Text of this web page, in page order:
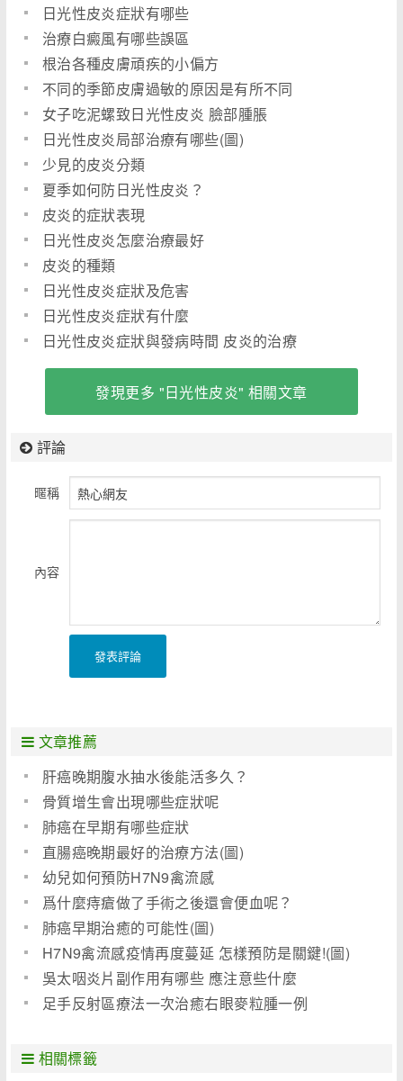
日光性皮炎症狀有哪些
治療白癜風有哪些誤區
根治各種皮膚頑疾的小偏方
不同的季節皮膚過敏的原因是有所不同
女子吃泥螺致日光性皮炎 臉部腫脹
日光性皮炎局部治療有哪些(圖)
少見的皮炎分類
夏季如何防日光性皮炎？
皮炎的症狀表現
日光性皮炎怎麼治療最好
皮炎的種類
日光性皮炎症狀及危害
日光性皮炎症狀有什麼
日光性皮炎症狀與發病時間 皮炎的治療
發現更多 "日光性皮炎" 相關文章
評論
暱稱
內容
發表評論
文章推薦
肝癌晚期腹水抽水後能活多久？
骨質增生會出現哪些症狀呢
肺癌在早期有哪些症狀
直腸癌晚期最好的治療方法(圖)
幼兒如何預防H7N9禽流感
爲什麼痔瘡做了手術之後還會便血呢？
肺癌早期治癒的可能性(圖)
H7N9禽流感疫情再度蔓延 怎樣預防是關鍵!(圖)
吳太咽炎片副作用有哪些 應注意些什麼
足手反射區療法一次治癒右眼麥粒腫一例
相關標籤